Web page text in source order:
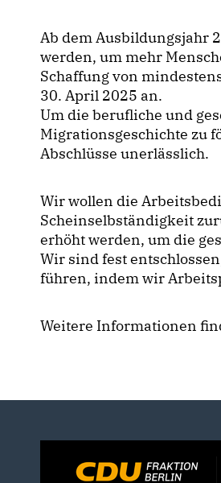
Ab dem Ausbildungsjahr
werden, um mehr
Schaffung von
30. April 2025 an.
Um die berufliche und
Migrationsgeschichte zu
Abschlüsse unerlässlich.
Wir wollen die
Scheinselbständigkeit
erhöht werden, um die
Wir sind fest
führen, indem wir
Weitere Informationen